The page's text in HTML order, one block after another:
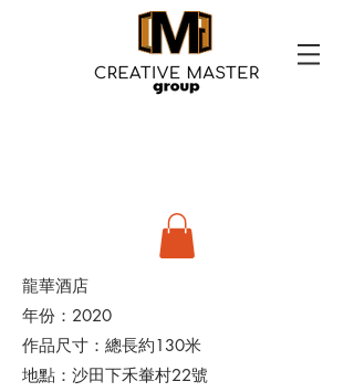
龍華酒店
年份：2020
作品尺寸：總長約130米
地點：沙田下禾輋村22號